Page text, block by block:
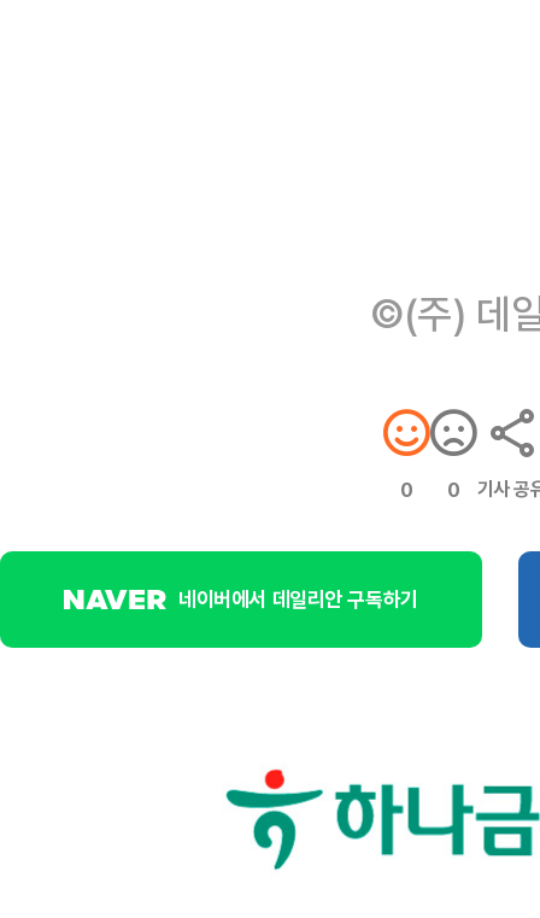
©(주) 데
0 0 기사 공
네이버에서 데일리안 구독하기